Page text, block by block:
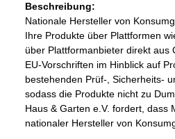
Beschreibung:
Nationale Hersteller von
Ihre Produkte über Plattformen
über Plattformanbieter direkt aus
EU-Vorschriften im Hinblick auf
bestehenden Prüf-, Sicherheits-
sodass die Produkte nicht zu
Haus & Garten e.V. fordert, dass
nationaler Hersteller von